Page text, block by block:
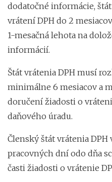
dodatočné informácie,
vrátení DPH do 2
1-mesačná lehota na
informácií.
Štát vrátenia DPH musí
minimálne 6 mesiacov a
doručení žiadosti o
daňového úradu.
Členský štát vrátenia DPH
pracovných dní odo dňa
časti žiadosti o vrátenie